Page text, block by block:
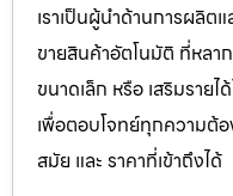
เราเป็นผู้นำด้านการผลิต
ขายสินค้าอัตโนมัติ ที่หลา
ขนาดเล็ก หรือ เสริมราย
เพื่อตอบโจทย์ทุกความต้
สมัย และ ราคาที่เข้าถึงได้